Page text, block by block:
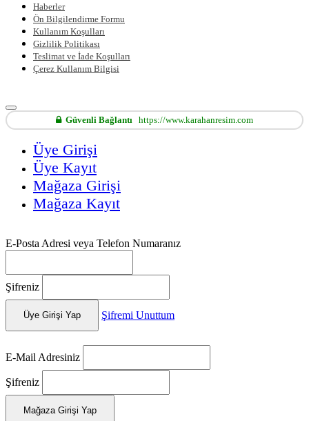
Haberler
Ön Bilgilendirme Formu
Kullanım Koşulları
Gizlilik Politikası
Teslimat ve İade Koşulları
Çerez Kullanım Bilgisi
Güvenli Bağlantı https://www.karahanresim.com
Üye Girişi
Üye Kayıt
Mağaza Girişi
Mağaza Kayıt
E-Posta Adresi veya Telefon Numaranız
Şifreniz
Üye Girişi Yap Şifremi Unuttum
E-Mail Adresiniz
Şifreniz
Mağaza Girişi Yap